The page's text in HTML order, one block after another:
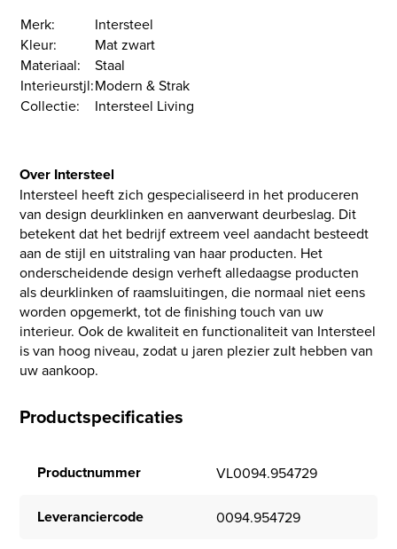
Merk:
Intersteel
Kleur:
Mat zwart
Materiaal:
Staal
Interieurstjl:Modern & Strak
Collectie:
Intersteel Living
Over Intersteel
Intersteel heeft zich gespecialiseerd in het produceren
van design deurklinken en aanverwant deurbeslag. Dit
betekent dat het bedrijf extreem veel aandacht besteedt
aan de stijl en uitstraling van haar producten. Het
onderscheidende design verheft alledaagse producten
als deurklinken of raamsluitingen, die normaal niet eens
worden opgemerkt, tot de finishing touch van uw
interieur. Ook de kwaliteit en functionaliteit van Intersteel
is van hoog niveau, zodat u jaren plezier zult hebben van
uw aankoop.
Productspecificaties
Productnummer VL0094.954729
Leveranciercode 0094.954729